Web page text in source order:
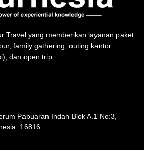
Travel yang memberikan layanan paket
family gathering, outing kantor
dan open trip
Pabuaran Indah Blok A.1 No:3,
16816